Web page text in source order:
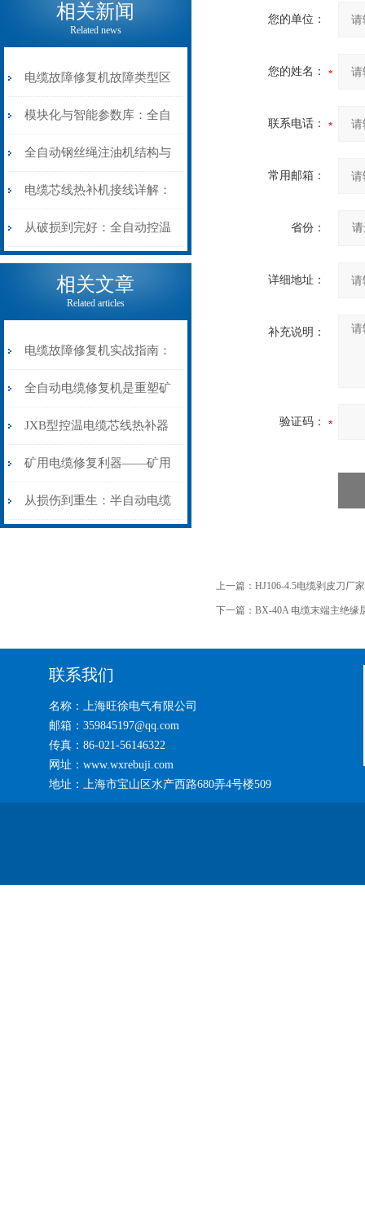
相关新闻
Related news
电缆故障修复机故障类型区
分指南：从“绝缘电
阻”到“波形特征”的精准诊
断逻辑
模块化与智能参数库：全自
动电缆修复机的快速换型逻
辑
全自动钢丝绳注油机结构与
工作原理：揭秘高效润滑的
机械密码
电缆芯线热补机接线详解：
从入门到精通
从破损到完好：全自动控温
电缆热补机的核心价值
相关文章
Related articles
电缆故障修复机实战指南：
从“盲测”到“精确定点”的三
步作业法
全自动电缆修复机是重塑矿
山电力动脉的“智能外科医
生”
JXB型控温电缆芯线热补器
安装与接线：精准修复的工
艺基石
矿用电缆修复利器——矿用
电缆热补机智能控温，安全
从损伤到重生：半自动电缆
您的单位：
您的姓名：
联系电话：
常用邮箱：
省份：
详细地址：
补充说明：
验证码：
上一篇： HJ106-4.5电缆剥皮刀厂家
下一篇： BX-40A 电缆末端主绝缘
联系我们
名称：上海旺徐电气有限公司
邮箱：359845197@qq.com
传真：86-021-56146322
网址：www.wxrebuji.com
地址：上海市宝山区水产西路680弄4号楼509